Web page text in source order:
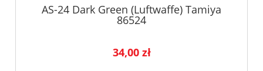
AS-24 Dark Green (Luftwaffe) Tamiya
86524
34,00 zł